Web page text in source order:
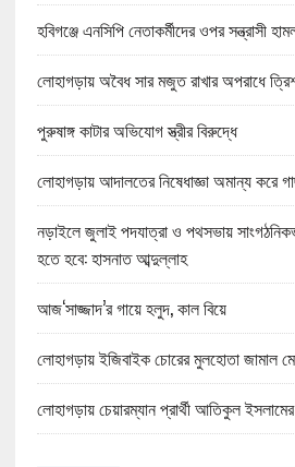
হবিগঞ্জে এনসিপি নেতাকর্মীদের ওপর সন্ত্রাসী
লোহাগড়ায় অবৈধ সার মজুত রাখার অপরাধে ত্রিশ
পুরুষাঙ্গ কাটার অভিযোগ স্ত্রীর বিরুদ্ধে
লোহাগড়ায় আদালতের নিষেধাজ্ঞা অমান্য করে
নড়াইলে জুলাই পদযাত্রা ও পথসভায়
হতে হবে: হাসনাত আব্দুল্লাহ
আজ‘সাজ্জাদ’র গায়ে হলুদ, কাল বিয়ে
লোহাগড়ায় ইজিবাইক চোরের মুলহোতা জামাল
লোহাগড়ায় চেয়ারম্যান প্রার্থী আতিকুল